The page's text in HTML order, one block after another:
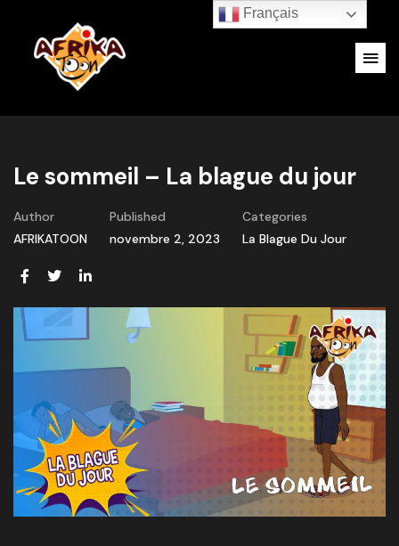
Le sommeil – La blague du jour
Author
AFRIKATOON
Published
novembre 2, 2023
Categories
La Blague Du Jour
Français